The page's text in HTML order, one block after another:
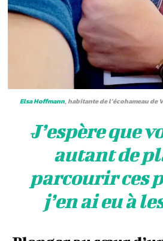
Elsa Hoffmann, habitante de l’écohameau de
J’espère que
autant de
parcourir ces
j’en ai eu à